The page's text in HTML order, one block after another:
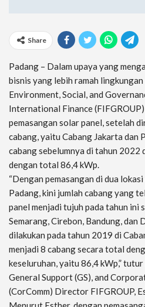
Share
Padang – Dalam upaya yang
bisnis yang lebih ramah lingkungan
Environment, Social, and
International Finance
pemasangan solar panel, setelah
cabang, yaitu Cabang Jakarta dan
cabang sebelumnya di tahun 2022
dengan total 86,4 kWp.
“Dengan pemasangan di dua
Padang, kini jumlah cabang yang
panel menjadi tujuh pada tahun ini
Semarang, Cirebon, Bandung, dan
dilakukan pada tahun 2019 di
menjadi 8 cabang secara total
keseluruhan, yaitu 86,4 kWp,”
General Support (GS), and
(CorComm) Director FIFGROUP,